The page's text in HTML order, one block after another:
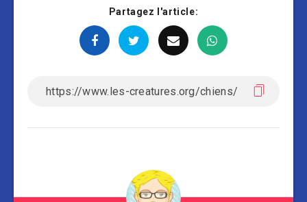
Partagez l'article: